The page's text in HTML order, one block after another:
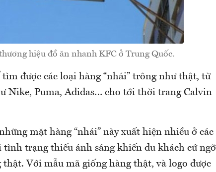
hiệu đồ ăn nhanh KFC ở Trung Quốc.
được các loại hàng “nhái” trông như thật, từ
Nike, Puma, Adidas… cho tới thời trang Calvin
mặt hàng “nhái” này xuất hiện nhiều ở các
tình trạng thiếu ánh sáng khiến du khách cứ ngỡ
Với mẫu mã giống hàng thật, và logo được